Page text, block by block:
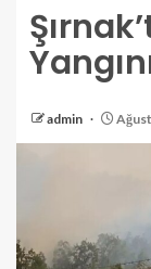
admin